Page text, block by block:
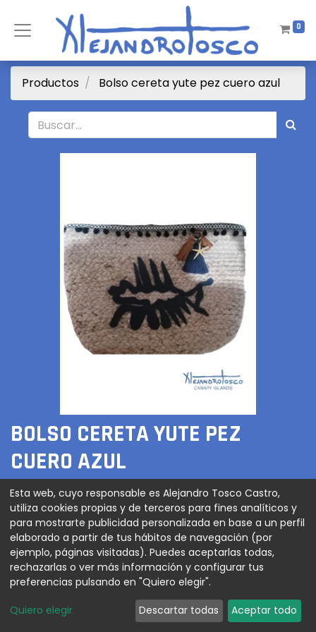
0
Productos Bolso cereta yute pez cuero azul
BOLSO CERETA YUTE PEZ
CUERO AZUL
100,00€
AGREGAR AL CARRITO
Bolso tipo cereta con motivo pez cuero azul y borlas
Esta web, cuyo responsable es Alejandro Tosco Castro,
utiliza cookies propias y de terceros para fines analíticos y
para mostrarte publicidad personalizada en base a un perfil
elaborado a partir de tus hábitos de navegación (por
ejemplo, páginas visitadas). Puedes aceptarlas todas,
rechazarlas o ver más información y configurar tus
preferencias pulsando en "Quiero elegir".
Quiero elegir Descartar todas Aceptar todo